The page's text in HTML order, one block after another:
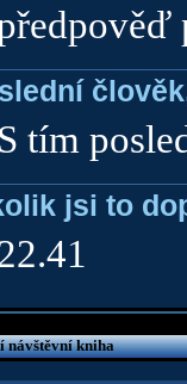
S tím
jsi to
návštěvní kniha